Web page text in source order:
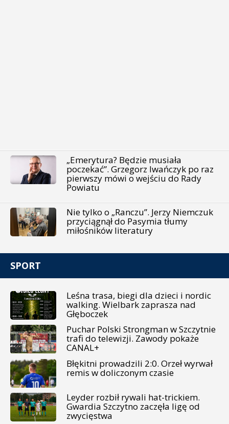
„Emerytura? Będzie musiała
poczekać”. Grzegorz Iwańczyk po raz
pierwszy mówi o wejściu do Rady
Powiatu
Nie tylko o „Ranczu”. Jerzy Niemczuk
przyciągnął do Pasymia tłumy
miłośników literatury
SPORT
Leśna trasa, biegi dla dzieci i nordic
walking. Wielbark zaprasza nad
Głęboczek
Puchar Polski Strongman w Szczytnie
trafi do telewizji. Zawody pokaże
CANAL+
Błękitni prowadzili 2:0. Orzeł wyrwał
remis w doliczonym czasie
Leyder rozbił rywali hat-trickiem.
Gwardia Szczytno zaczęła ligę od
zwycięstwa